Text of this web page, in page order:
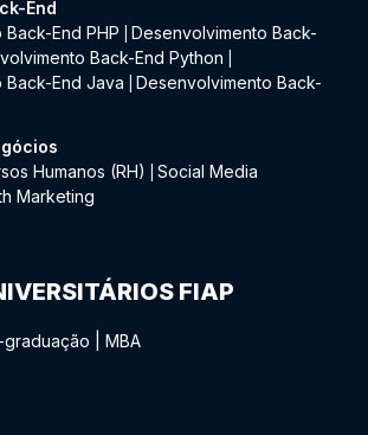
End
End PHP
Desenvolvimento Back-
Back-End Python
End Java
Desenvolvimento Back-
Humanos (RH)
Social Media
Marketing
FIAP
graduação MBA